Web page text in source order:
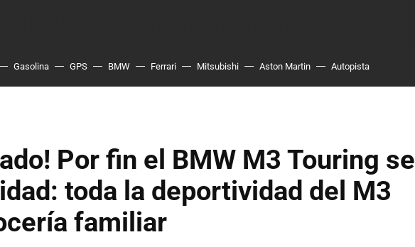
Gasolina GPS BMW Ferrari Mitsubishi Aston Martin Autopista
Por fin el BMW M3 Touring se
toda la deportividad del M3
familiar